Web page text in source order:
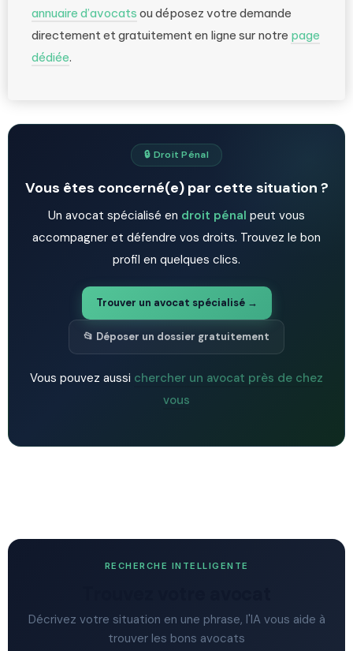
annuaire d’avocats ou déposez votre demande
directement et gratuitement en ligne sur notre page
dédiée.
🔒 Droit Pénal
Vous êtes concerné(e) par cette situation ?
Un avocat spécialisé en droit pénal peut vous
accompagner et défendre vos droits. Trouvez le bon
profil en quelques clics.
Trouver un avocat spécialisé →
📂 Déposer un dossier gratuitement
Vous pouvez aussi chercher un avocat près de chez
vous
RECHERCHE INTELLIGENTE
Décrivez votre situation en une phrase, l'IA vous aide à
trouver les bons avocats